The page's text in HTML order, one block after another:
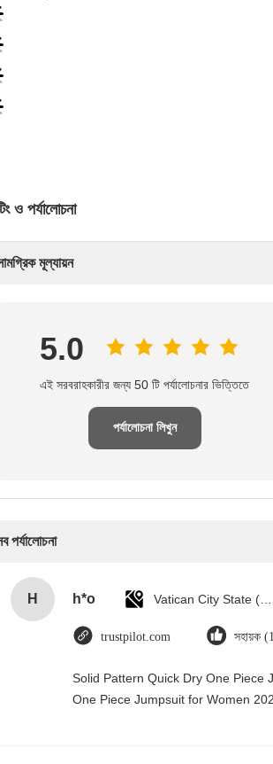
ও পর্যালোচনা
মূল্যায়ন
5.0
এই সরবরাহকারীর জন্য 50 টি পর্যালোচনার ভিত্তিতে
পর্যালোচনা লিখুন
পর্যালোচনা
H h*o
trustpilot.com সহায়ক
Solid Pattern Quick Dry One Piece
One Piece Jumpsuit for Women